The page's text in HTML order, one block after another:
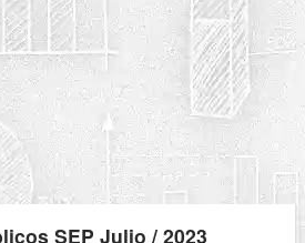
SEP Julio / 2023